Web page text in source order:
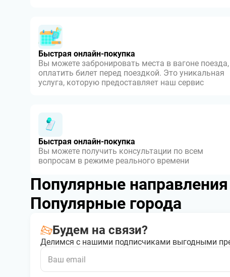
Быстрая онлайн-покупка
Вы можете забронировать места в вагоне поезда,
оплатить билет перед поездкой. Это уникальная
услуга, которую предоставляет наш сервис
Быстрая онлайн-покупка
Вы можете получить консультации по всем
вопросам в режиме реального времени
Популярные направления
Популярные города
Будем на связи?
Делимся с нашими подписчиками выгодными